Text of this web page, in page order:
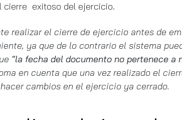
cierre exitoso del ejercicio.
realizar el cierre de ejercicio antes de
ya que de lo contrario el sistema
“la fecha del documento no pertenece a
en cuenta que una vez realizado el
cambios en el ejercicio ya cerrado.